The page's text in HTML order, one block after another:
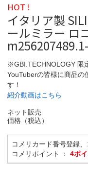
HOT !
イタリア製
ールミラー ロ
※GBI.TECHNOLOGY 限
YouTuberの皆様に商品の
す！
紹介動画はこちら
ネット販売
価格（税込）
コメリカード番号登録
コメリポイント ： 4ポ